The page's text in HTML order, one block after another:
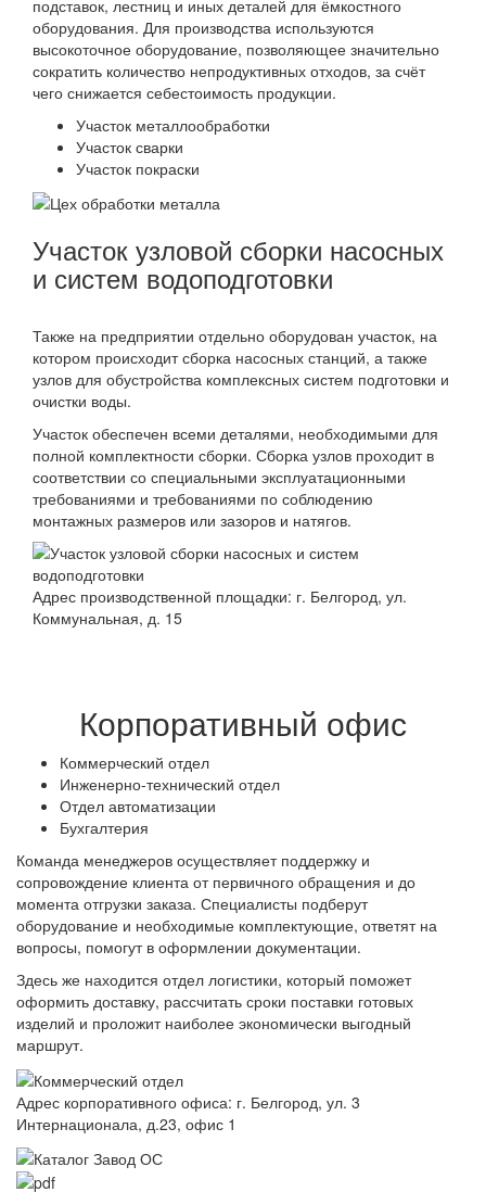
подставок, лестниц и иных деталей для ёмкостного
оборудования. Для производства используются
высокоточное оборудование, позволяющее значительно
сократить количество непродуктивных отходов, за счёт
чего снижается себестоимость продукции.
Участок металлообработки
Участок сварки
Участок покраски
Участок узловой сборки насосных
и систем водоподготовки
Также на предприятии отдельно оборудован участок, на
котором происходит сборка насосных станций, а также
узлов для обустройства комплексных систем подготовки и
очистки воды.
Участок обеспечен всеми деталями, необходимыми для
полной комплектности сборки. Сборка узлов проходит в
соответствии со специальными эксплуатационными
требованиями и требованиями по соблюдению
монтажных размеров или зазоров и натягов.
Адрес производственной площадки: г. Белгород, ул.
Коммунальная, д. 15
Корпоративный офис
Коммерческий отдел
Инженерно-технический отдел
Отдел автоматизации
Бухгалтерия
Команда менеджеров осуществляет поддержку и
сопровождение клиента от первичного обращения и до
момента отгрузки заказа. Специалисты подберут
оборудование и необходимые комплектующие, ответят на
вопросы, помогут в оформлении документации.
Здесь же находится отдел логистики, который поможет
оформить доставку, рассчитать сроки поставки готовых
изделий и проложит наиболее экономически выгодный
маршрут.
Адрес корпоративного офиса: г. Белгород, ул. 3
Интернационала, д.23, офис 1